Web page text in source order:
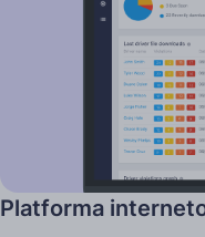
Platforma